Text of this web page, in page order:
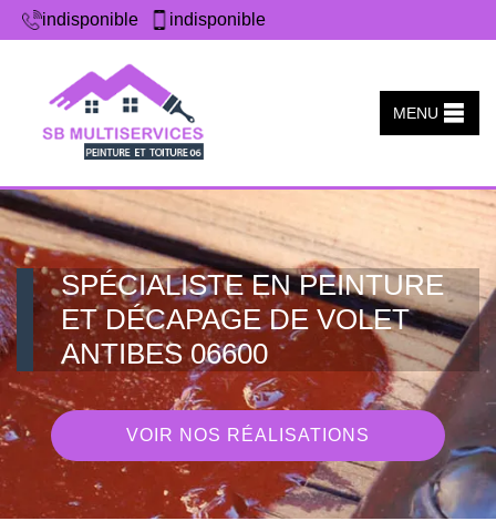
indisponible indisponible
MENU
SPÉCIALISTE EN PEINTURE
ET DÉCAPAGE DE VOLET
ANTIBES 06600
VOIR NOS RÉALISATIONS